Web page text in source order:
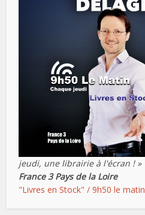
jeudi, une librairie à l'écran ! »
France 3 Pays de la Loire
"Livres en Stock" / 9h50 le matin